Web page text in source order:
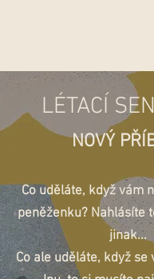
LÉTACÍ
NOVÝ
Co uděláte, když vám
peněženku? Nahlásíte
jinak...
Co ale uděláte, když se